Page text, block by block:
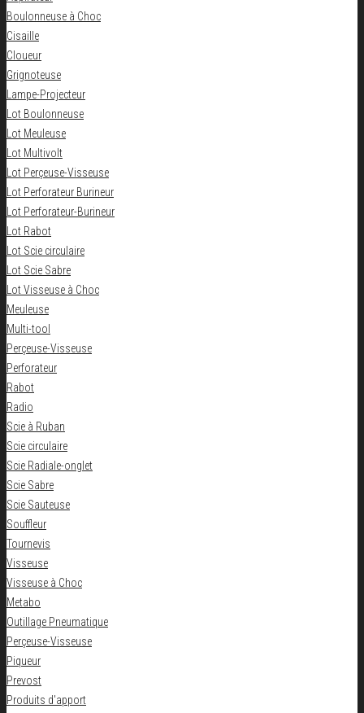
Boulonneuse à Choc
Cisaille
Cloueur
Grignoteuse
Lampe-Projecteur
Lot Boulonneuse
Lot Meuleuse
Lot Multivolt
Lot Perçeuse-Visseuse
Lot Perforateur Burineur
Lot Perforateur-Burineur
Lot Rabot
Lot Scie circulaire
Lot Scie Sabre
Lot Visseuse à Choc
Meuleuse
Multi-tool
Perçeuse-Visseuse
Perforateur
Rabot
Radio
Scie à Ruban
Scie circulaire
Scie Radiale-onglet
Scie Sabre
Scie Sauteuse
Souffleur
Tournevis
Visseuse
Visseuse à Choc
Metabo
Outillage Pneumatique
Perçeuse-Visseuse
Piqueur
Prevost
Produits d'apport